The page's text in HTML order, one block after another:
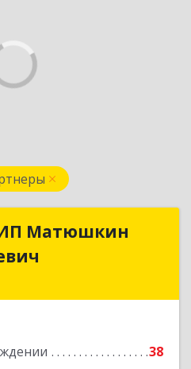
Матюшкин
38
ИП Матюшкин
Валерьевич
Подробнее